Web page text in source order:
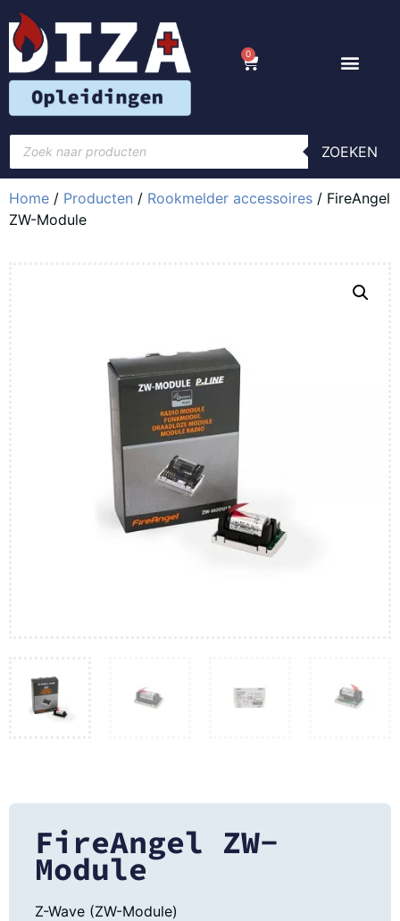
0
ZOEKEN
Home / Producten / Rookmelder accessoires / FireAngel
ZW-Module
FireAngel ZW-
Module
Z-Wave (ZW-Module)